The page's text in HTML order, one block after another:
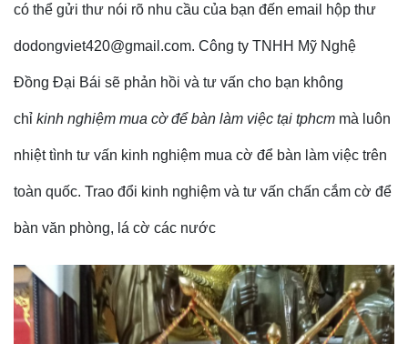
có thể gửi thư nói rõ nhu cầu của bạn đến email hộp thư
dodongviet420@gmail.com. Công ty TNHH Mỹ Nghệ
Đồng Đại Bái sẽ phản hồi và tư vấn cho bạn không
chỉ kinh nghiệm mua cờ để bàn làm việc tại tphcm mà luôn
nhiệt tình tư vấn kinh nghiệm mua cờ để bàn làm việc trên
toàn quốc. Trao đổi kinh nghiệm và tư vấn chấn cắm cờ để
bàn văn phòng, lá cờ các nước